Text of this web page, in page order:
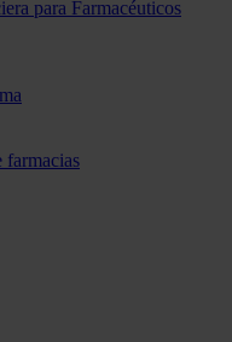
para Farmacéuticos
farmacias